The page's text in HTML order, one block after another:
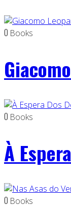
0 Books
0 Books
À
0 Books